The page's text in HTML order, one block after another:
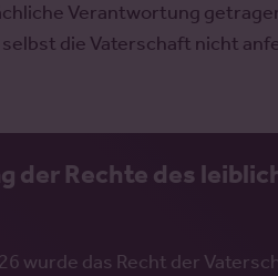
Verantwortung
die Vaterschaft nicht
der Rechte des
wurde das Recht der